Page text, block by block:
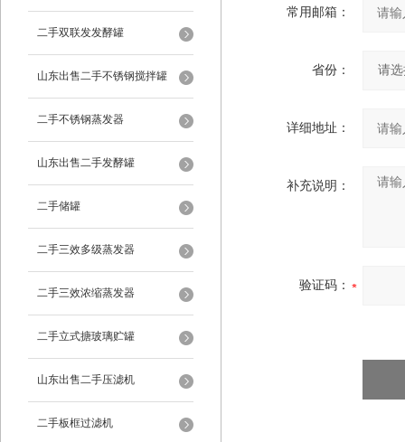
二手双联发发酵罐
山东出售二手不锈钢搅拌罐
二手不锈钢蒸发器
山东出售二手发酵罐
二手储罐
二手三效多级蒸发器
二手三效浓缩蒸发器
二手立式搪玻璃贮罐
山东出售二手压滤机
二手板框过滤机
常用邮箱：
省份：
详细地址：
补充说明：
验证码：